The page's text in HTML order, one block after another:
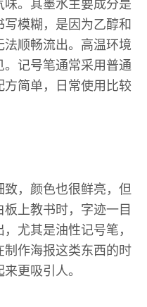
味。其墨水主要成分是
模糊，是因为乙醇和
顺畅流出。高温环境
记号笔通常采用普通
简单，日常使用比较
，颜色也很鲜亮，但
上教书时，字迹一目
尤其是油性记号笔，
作海报这类东西的时
更吸引人。